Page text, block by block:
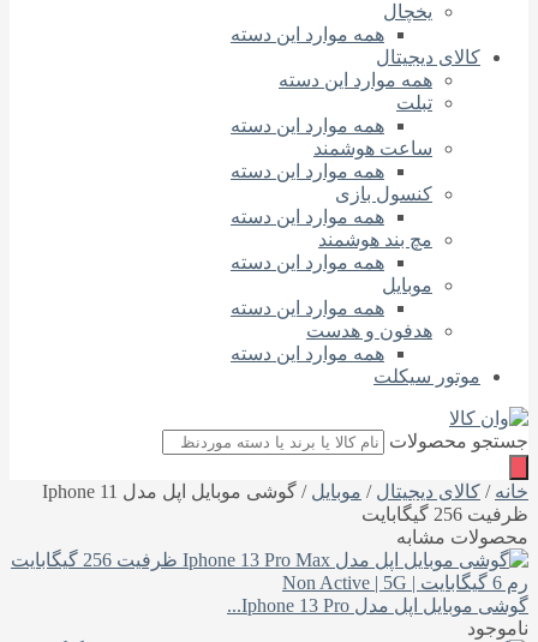
یخچال
همه موارد این دسته
کالای دیجیتال
همه موارد این دسته
تبلت
همه موارد این دسته
ساعت هوشمند
همه موارد این دسته
کنسول بازی
همه موارد این دسته
مچ بند هوشمند
همه موارد این دسته
موبایل
همه موارد این دسته
هدفون و هدست
همه موارد این دسته
موتور سیکلت
جستجو محصولات
خانه / کالای دیجیتال / موبایل
/ گوشی موبایل اپل مدل Iphone 11
ظرفیت 256 گیگابایت
محصولات مشابه
گوشی موبایل اپل مدل Iphone 13 Pro...
ناموجود